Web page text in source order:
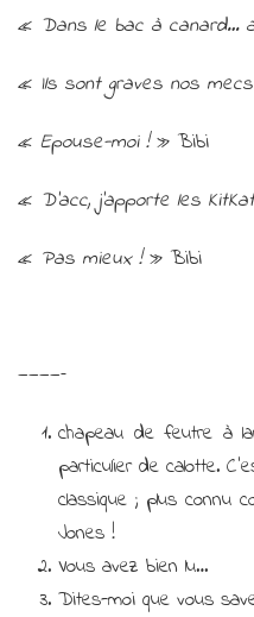
« Dans le bac à canard…
« Ils sont graves nos
« Epouse-moi !» Bibi
« D’acc, j’apporte les KitKat
« Pas mieux !» Bibi
————–
chapeau de feutre à
particulier de calotte.
classique ; plus connu
Jones !
Vous avez bien lu…
Dites-moi que vous